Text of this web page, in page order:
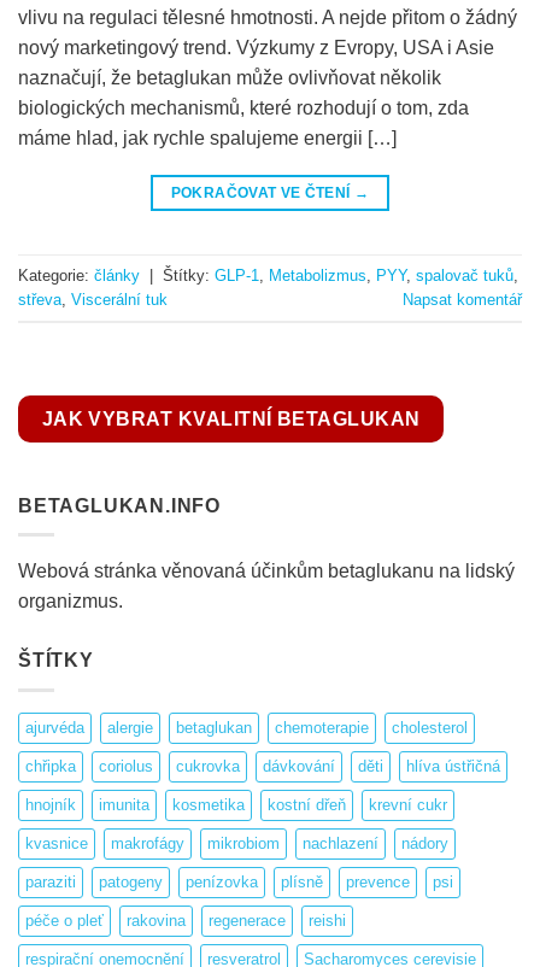
vlivu na regulaci tělesné hmotnosti. A nejde přitom o žádný
nový marketingový trend. Výzkumy z Evropy, USA i Asie
naznačují, že betaglukan může ovlivňovat několik
biologických mechanismů, které rozhodují o tom, zda
máme hlad, jak rychle spalujeme energii […]
POKRAČOVAT VE ČTENÍ →
Kategorie: články | Štítky: GLP-1 Metabolizmus PYY, spalovač tuků
střeva Viscerální tuk Napsat komentář
JAK VYBRAT KVALITNÍ BETAGLUKAN
BETAGLUKAN.INFO
Webová stránka věnovaná účinkům betaglukanu na lidský
organizmus.
ŠTÍTKY
ajurvéda alergie betaglukan chemoterapie cholesterol
chřipka coriolus cukrovka dávkování děti hlíva ústřičná
hnojník imunita kosmetika kostní dřeň krevní cukr
kvasnice makrofágy mikrobiom nachlazení nádory
paraziti patogeny penízovka plísně prevence psi
péče o pleť rakovina regenerace reishi
respirační onemocnění resveratrol Sacharomyces cerevisie